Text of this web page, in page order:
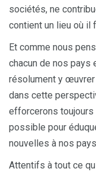
sociétés, ne
contient un lieu où il
Et comme nous
chacun de nos pays
résolument y œuvrer
dans cette
efforcerons toujours
possible pour
nouvelles à nos
Attentifs à tout ce